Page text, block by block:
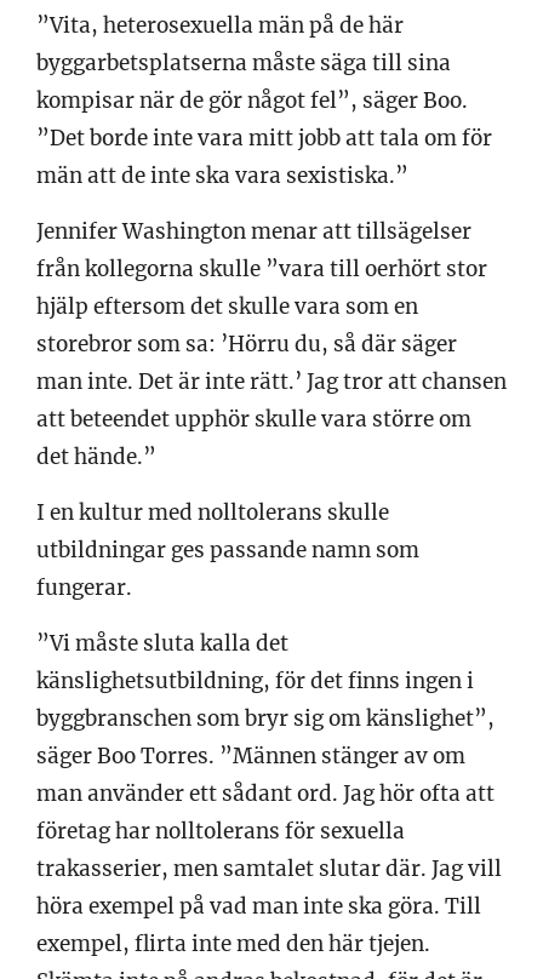
”Vita, heterosexuella män på de här
byggarbetsplatserna måste säga till sina
kompisar när de gör något fel”, säger Boo.
”Det borde inte vara mitt jobb att tala om för
män att de inte ska vara sexistiska.”
Jennifer Washington menar att tillsägelser
från kollegorna skulle ”vara till oerhört stor
hjälp eftersom det skulle vara som en
storebror som sa: ’Hörru du, så där säger
man inte. Det är inte rätt.’ Jag tror att chansen
att beteendet upphör skulle vara större om
det hände.”
I en kultur med nolltolerans skulle
utbildningar ges passande namn som
fungerar.
”Vi måste sluta kalla det
känslighetsutbildning, för det finns ingen i
byggbranschen som bryr sig om känslighet”,
säger Boo Torres. ”Männen stänger av om
man använder ett sådant ord. Jag hör ofta att
företag har nolltolerans för sexuella
trakasserier, men samtalet slutar där. Jag vill
höra exempel på vad man inte ska göra. Till
exempel, flirta inte med den här tjejen.